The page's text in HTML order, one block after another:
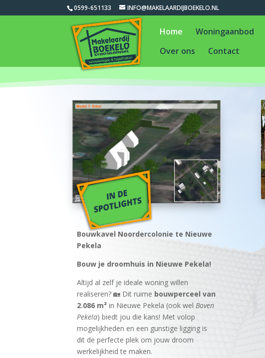
0599-651133 INFO@MAKELAARDIJBOEKELO.NL
Home Woningaanbod
Over ons
Contact
Makelaars & Assurantiekantoor Boekelo in Stadskanaal
Bouwkavel Noordercolonie te Nieuwe
Pekela
Bouw je droomhuis in Nieuwe Pekela!
Altijd al zelf je ideale woning willen
realiseren? 🏡 Dit ruime bouwperceel van
2.086 m² in Nieuwe Pekela (ook welBoven
Pekela) biedt jou die kans! Met volop
mogelijkheden en een gunstige ligging is
dit de perfecte plek om jouw droom
werkelijkheid te maken.